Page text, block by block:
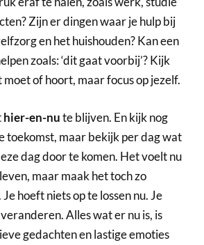
Zijn er dingen waar je hulp bij
en het huishouden? Kan een
zoals: ‘dit gaat voorbij’? Kijk
of hoort, maar focus op jezelf.
hier-en-nute blijven. En kijk nog
toekomst, maar bekijk per dag wat
dag door te komen. Het voelt nu
maar maak het toch zo
hoeft niets op te lossen nu. Je
Alles wat er nu is, is
gedachten en lastige emoties